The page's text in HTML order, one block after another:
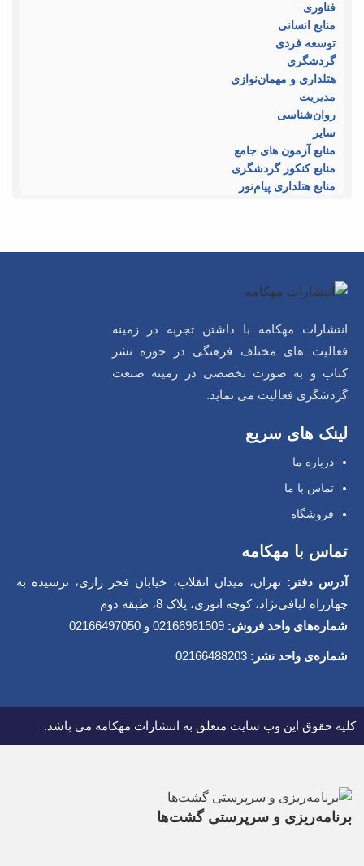
فناوری
منابع انسانی
توسعه فردی
گردشگری
هتلداری و مهمان‌نوازی
مدیریت
روان‌شناسی
سایر
منابع آزمون های جامع
منابع کنکور گردشگری
منابع هتلداری پیام‌نور
انتشارات مهکامه با داشتن تجربه در زمینه
فعالیت های مختلف فرهنگی در حوزه نشر
کتاب و به صورت تخصصی در زمینه صنعت
گردشگری فعالیت می نماید.
لینک های سریع
درباره ما
تماس با ما
فروشگاه
تماس با مهکامه
آدرس دفتر: تهران، میدان انقلاب، خیابان فخر رازی، نرسیده به
چهارراه لبافی‌نژاد، کوچه انوری، پلاک 8، طبقه دوم
شماره‌های واحد فروش:02166961509 و 02166497050
شماره‌‌ی واحد نشر: 02166488203
کلیه حقوق این وب سایت متعلق به انتشارات مهکامه می باشد.
برنامه‌‌ریزی و سرپرستی گشت‌‌ها